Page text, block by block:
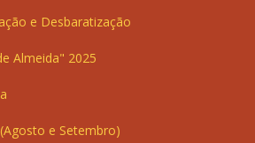
e Desbaratização
Almeida" 2025
e Setembro)